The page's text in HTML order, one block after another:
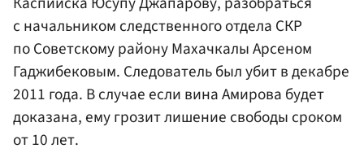
с начальником следственного отдела СКР
по Советскому району Махачкалы Арсеном
Гаджибековым. Следователь был убит в декабре
2011 года. В случае если вина Амирова будет
доказана, ему грозит лишение свободы сроком
от 10 лет.